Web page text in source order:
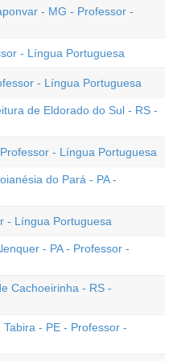
- MG - Professor -
- Língua Portuguesa
- Língua Portuguesa
de Eldorado do Sul - RS -
- Língua Portuguesa
do Pará - PA -
- Língua Portuguesa
- PA - Professor -
Cachoeirinha - RS -
- PE - Professor -